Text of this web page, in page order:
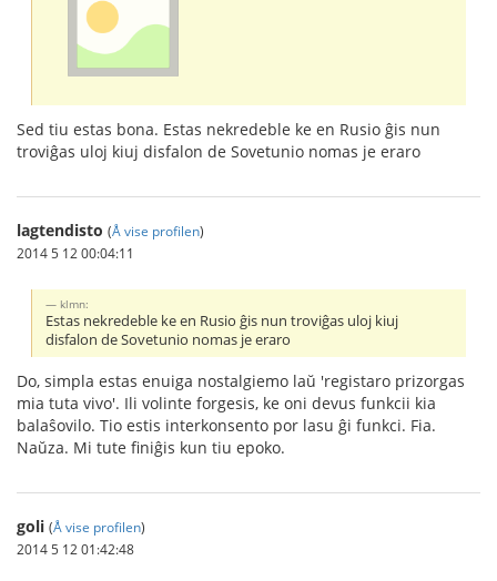
Sed tiu estas bona. Estas nekredeble ke en Rusio ĝis nun
troviĝas uloj kiuj disfalon de Sovetunio nomas je eraro
lagtendisto (Å vise profilen)
2014 5 12 00:04:11
klmn:
Estas nekredeble ke en Rusio ĝis nun troviĝas uloj kiuj
disfalon de Sovetunio nomas je eraro
Do, simpla estas enuiga nostalgiemo laŭ 'registaro prizorgas
mia tuta vivo'. Ili volinte forgesis, ke oni devus funkcii kia
balaŝovilo. Tio estis interkonsento por lasu ĝi funkci. Fia.
Naŭza. Mi tute finiĝis kun tiu epoko.
goli (Å vise profilen)
2014 5 12 01:42:48